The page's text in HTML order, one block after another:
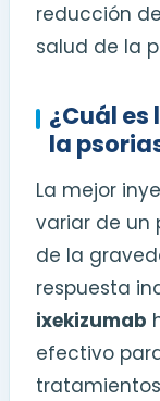
reducción
salud de la
¿Cuál
la
La mejor
variar de un
de la
respuesta
ixekizumab
efectivo